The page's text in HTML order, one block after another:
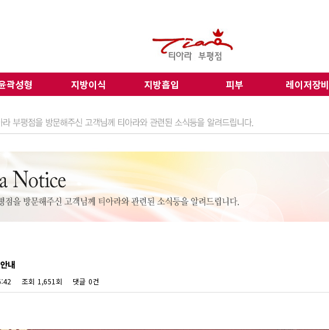
곽성형 지방이식 지방흡입 피부 레이저장비
내
조회 1,651회 댓글 0건